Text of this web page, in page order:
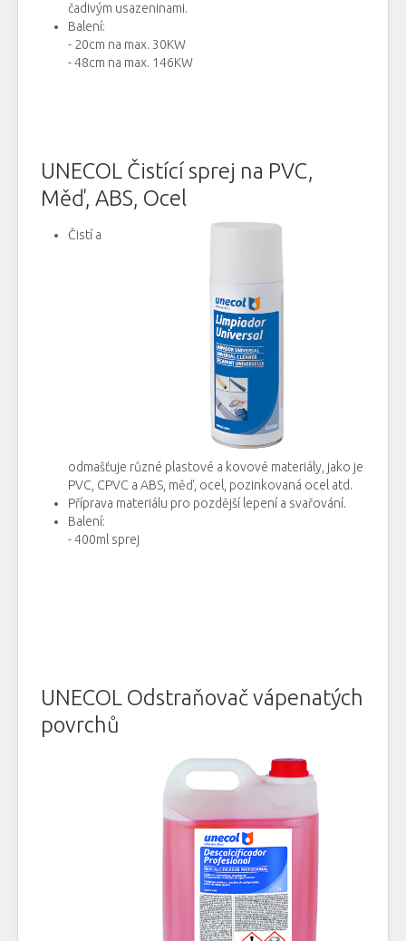
čadivým usazeninami.
Balení:
- 20cm na max. 30KW
-48cm na max. 146KW
UNECOL Čistící sprej na PVC,
Měď, ABS, Ocel
Čistí a
odmašťuje různé plastové a kovové materiály, jako je
PVC CPVC a ABS , měď , ocel, pozinkovaná ocel atd.
Příprava materiálu pro pozdější lepení a svařování.
Balení:
- 400ml sprej
UNECOL Odstraňovačvápenatých
povrchů